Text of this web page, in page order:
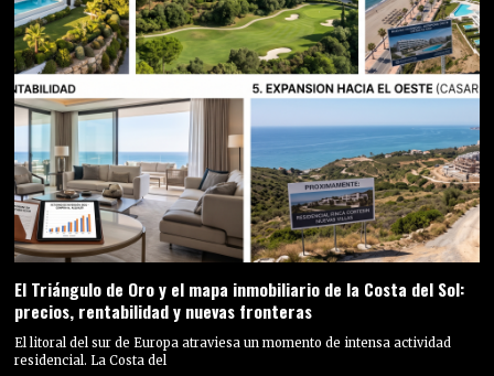
El Triángulo de Oro y el mapa inmobiliario de la Costa del Sol:
precios, rentabilidad y nuevas fronteras
El litoral del sur de Europa atraviesa un momento de intensa actividad
residencial. La Costa del